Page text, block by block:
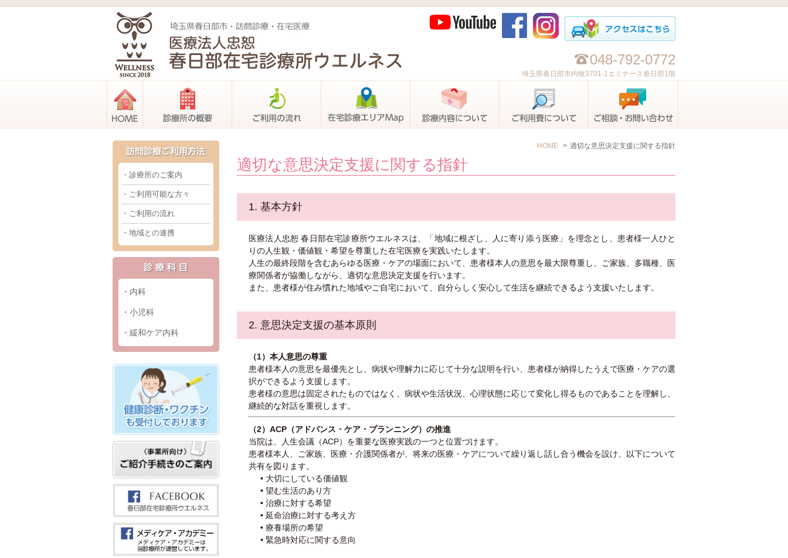
048-792-0772
埼玉県春日部市内牧3701-1エミナース春日部1階
ご利用の流れ
HOME 適切な意思決定支援に関する指針
適切な意思決定支援に関する指針
1. 基本方針
医療法人忠恕 春日部在宅診療所ウエルネスは、「地域に根ざし、人に寄り添う医療」を理念とし、患者様一人ひと
りの人生観・価値観・希望を尊重した在宅医療を実践いたします。
人生の最終段階を含むあらゆる医療・ケアの場面において、患者様本人の意思を最大限尊重し、ご家族、多職種、医
療関係者が協働しながら、適切な意思決定支援を行います。
また、患者様が住み慣れた地域やご自宅において、自分らしく安心して生活を継続できるよう支援いたします。
2. 意思決定支援の基本原則
（1）本人意思の尊重
患者様本人の意思を最優先とし、病状や理解力に応じて十分な説明を行い、患者様が納得したうえで医療・ケアの選
択ができるよう支援します。
患者様の意思は固定されたものではなく、病状や生活状況、心理状態に応じて変化し得るものであることを理解し、
継続的な対話を重視します。
（2）ACP（アドバンス・ケア・プランニング）の推進
当院は、人生会議（ACP）を重要な医療実践の一つと位置づけます。
患者様本人、ご家族、医療・介護関係者が、将来の医療・ケアについて繰り返し話し合う機会を設け、以下について
共有を図ります。
• 大切にしている価値観
• 望む生活のあり方
• 治療に対する希望
• 延命治療に対する考え方
• 療養場所の希望
• 緊急時対応に関する意向
・診療所のご案内
・ご利用可能な方々
・ご利用の流れ
・地域との連携
・内科
・小児科
・緩和ケア内科